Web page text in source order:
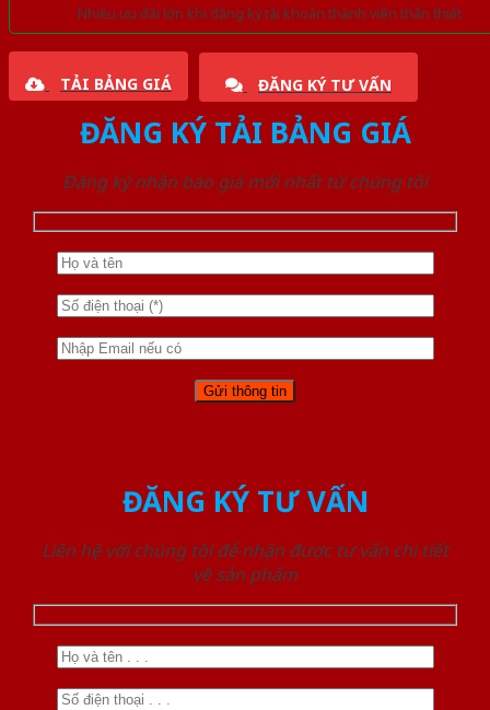
Nhiều ưu đãi lớn khi đăng ký tài khoản thành viên thân thiết
TẢI BẢNG GIÁ ĐĂNG KÝ TƯ VẤN
ĐĂNG KÝ TẢI BẢNG GIÁ
Đăng ký nhận báo giá mới nhất từ chúng tôi
ĐĂNG KÝ TƯ VẤN
Liên hệ với chúng tôi để nhận được tư vấn chi tiết
về sản phẩm